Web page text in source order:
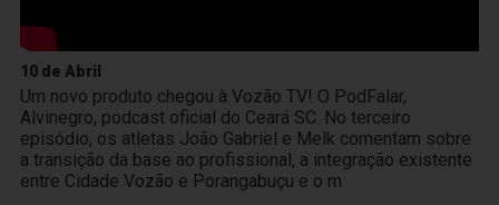
10 de Abril
Um novo produto chegou à Vozão TV! O PodFalar,
Alvinegro, podcast oficial do Ceará SC. No terceiro
episódio, os atletas João Gabriel e Melk comentam sobre
a transição da base ao profissional, a integração existente
entre Cidade Vozão e Porangabuçu e o m